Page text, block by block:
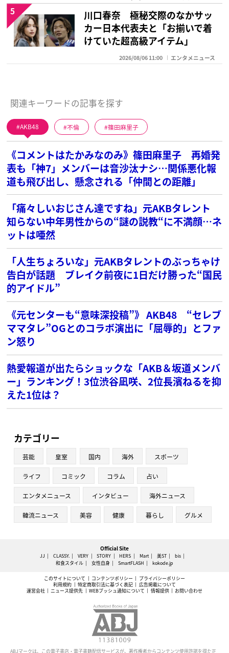
川口春奈 極秘交際のなかサッ
カー日本代表夫と「お揃いで着
けていた超高級アイテム」
2026/08/06 11:00 エンタメニュース
5
関連キーワードの記事を探す
AKB48 不倫 篠田麻里子
《コメントはたかみなのみ》篠田麻里子 再婚発
表も「神7」メンバーは音沙汰ナシ…関係悪化報
道も飛び出し、懸念される「仲間との距離」
「痛々しいおじさん達ですね」元AKBタレント
知らない中年男性からの“謎の説教“に不満顔…ネ
ットは唖然
「人生ちょろいな」元AKBタレントのぶっちゃけ
告白が話題 ブレイク前夜に1日だけ勝った“国民
的アイドル”
《元センターも“意味深投稿”》 AKB48 “セレブ
ママタレ”OGとのコラボ演出に「屈辱的」とファ
ン怒り
熱愛報道が出たらショックな「AKB＆坂道メンバ
ー」ランキング！3位渋谷凪咲、2位長濱ねるを抑
えた1位は？
カテゴリー
芸能 皇室 国内 海外 スポーツ
ライフ コミック コラム 占い
エンタメニュース インタビュー 海外ニュース
韓流ニュース 美容 健康 暮らし グルメ
Official Site
JJ CLASSY. VERY STORY HERS Mart 美ST
bis
和食スタイル
女性自身 SmartFLASH kokode.jp
このサイトについて コンテンツポリシー
プライバシーポリシー
利用規約
特定商取引法に基づく表記
広告掲載について
運営会社
ニュース提供先 WEBプッシュ通知について 情報提供 お問い合わせ
ABJマークは、この電子書店・電子書籍配信サービスが、著作権者からコンテンツ使用許諾を得た正